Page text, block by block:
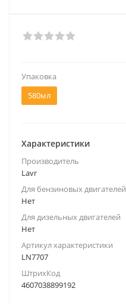
Упаковка
580мл
Характеристики
Производитель
Lavr
Для бензиновых двигателей
Нет
Для дизельных двигателей
Нет
Артикул характеристики
LN7707
ШтрихКод
4607038899192